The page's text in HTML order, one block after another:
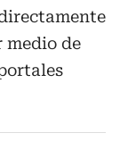
medio de